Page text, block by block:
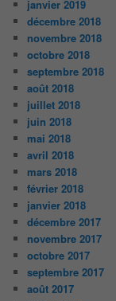
janvier 2019
décembre 2018
novembre 2018
octobre 2018
septembre 2018
août 2018
juillet 2018
juin 2018
mai 2018
avril 2018
mars 2018
février 2018
janvier 2018
décembre 2017
novembre 2017
octobre 2017
septembre 2017
août 2017